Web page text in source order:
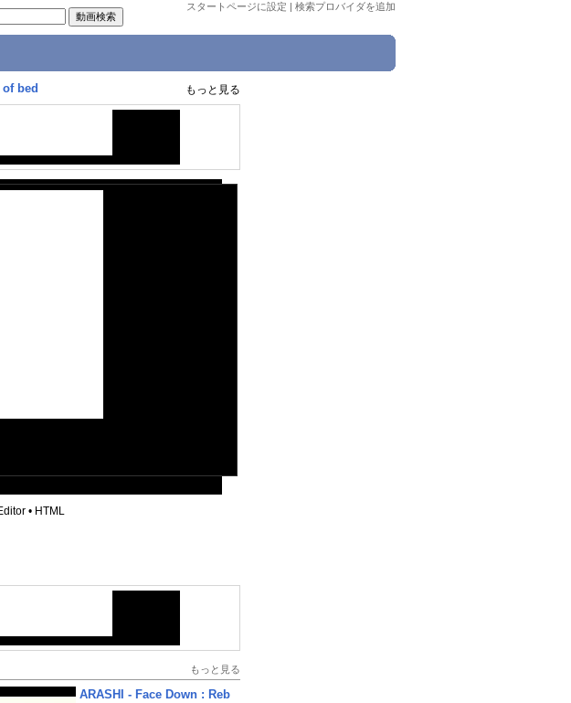
スタートページに設定 | 検索プロバイダを追加
bed もっと見る
• HTML
もっと見る
ARASHI - Face Down : Reb